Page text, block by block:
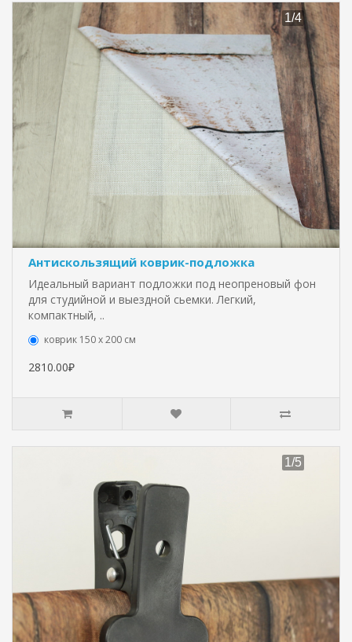
Антискользящий коврик-подложка
Идеальный вариант подложки под неопреновый фон
для студийной и выездной сьемки. Легкий,
компактный, ..
коврик 150 х 200 см
2810.00₽